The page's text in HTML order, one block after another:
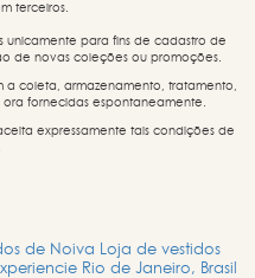
terceiros.
unicamente para fins de cadastro de
de novas coleções ou promoções.
coleta, armazenamento, tratamento,
fornecidas espontaneamente.
expressamente tais condições de
de Noiva Loja de vestidos
Rio de Janeiro, Brasil